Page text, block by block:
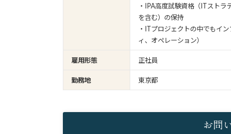
・IPA高度試験資格（ITスト
を含む）の保持
・ITプロジェクトの中でもイ
ィ、オペレーション）
雇用形態
正社員
勤務地
東京都
お問